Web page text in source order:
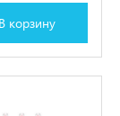
В корзину